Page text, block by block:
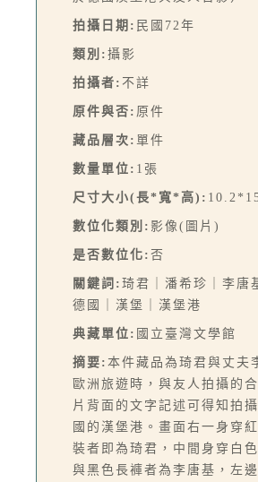
拍攝日期: 民國72年
類別: 攝影
拍攝者: 不詳
原件與否: 原件
藏品層次: 單件
數量單位: 1張
尺寸大小(長*寬*高):
數位化類別: 影像(圖片)
是否數位化: 否
關鍵詞: 琦君｜潘希珍｜李唐
德國｜漢堡｜漢堡港
典藏單位: 國立臺灣文學館
摘要: 本件藏品為琦君與丈夫
歐洲旅遊時，與友人拍攝的
片背面的文字記述可得知拍
國的漢堡港。畫面右一身穿
裝者即為琦君，中間身穿白
與黑色長褲者為李唐基，左